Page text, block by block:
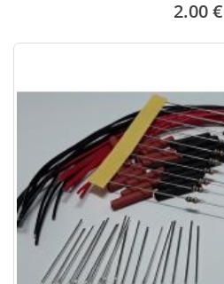
2.00 €